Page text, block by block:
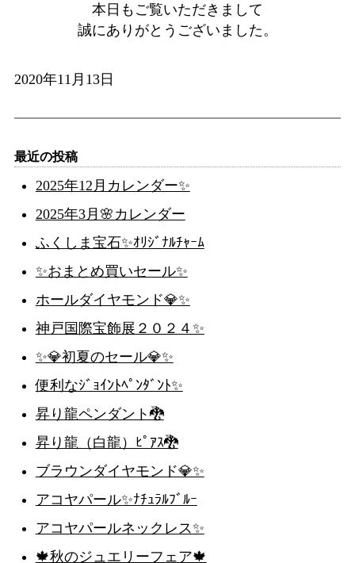
本日もご覧いただきまして
誠にありがとうございました。
2020年11月13日
最近の投稿
2025年12月カレンダー✨
2025年3月🌸カレンダー
ふくしま宝石✨ｵﾘｼﾞﾅﾙﾁｬｰﾑ
✨おまとめ買いセール✨
ホールダイヤモンド💎✨
神戸国際宝飾展２０２４✨
✨💎初夏のセール💎✨
便利なｼﾞｮｲﾝﾄﾍﾟﾝﾀﾞﾝﾄ✨
昇り龍ペンダント🐉
昇り龍（白龍）ﾋﾟｱｽ🐉
ブラウンダイヤモンド💎✨
アコヤパール✨ﾅﾁｭﾗﾙﾌﾞﾙｰ
アコヤパールネックレス✨
🍁秋のジュエリーフェア🍁